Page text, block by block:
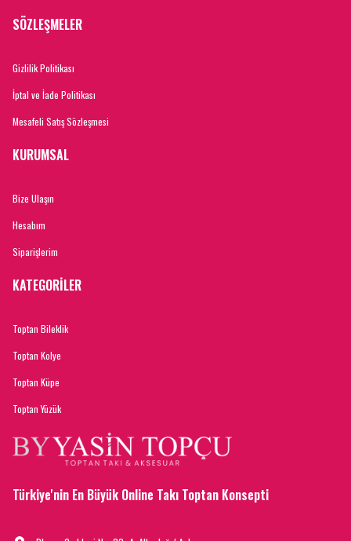
SÖZLEŞMELER
Gizlilik Politikası
İptal ve İade Politikası
Mesafeli Satış Sözleşmesi
KURUMSAL
Bize Ulaşın
Hesabım
Siparişlerim
KATEGORİLER
Toptan Bileklik
Toptan Kolye
Toptan Küpe
Toptan Yüzük
Türkiye'nin En Büyük Online Takı Toptan Konsepti